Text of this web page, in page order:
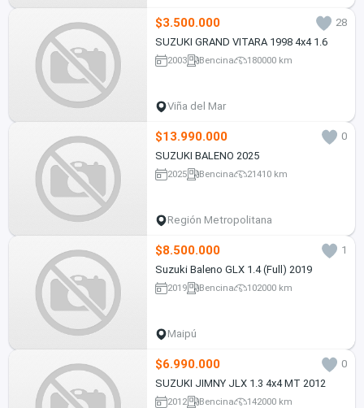
$3.500.000
28
SUZUKI GRAND VITARA 1998 4x4 1.6
2003 Bencina 180000 km
Viña del Mar
$13.990.000
0
SUZUKI BALENO 2025
2025 Bencina 21410 km
Región Metropolitana
$8.500.000
1
Suzuki Baleno GLX 1.4 (Full) 2019
2019 Bencina 102000 km
Maipú
$6.990.000
0
SUZUKI JIMNY JLX 1.3 4x4 MT 2012
2012 Bencina 142000 km